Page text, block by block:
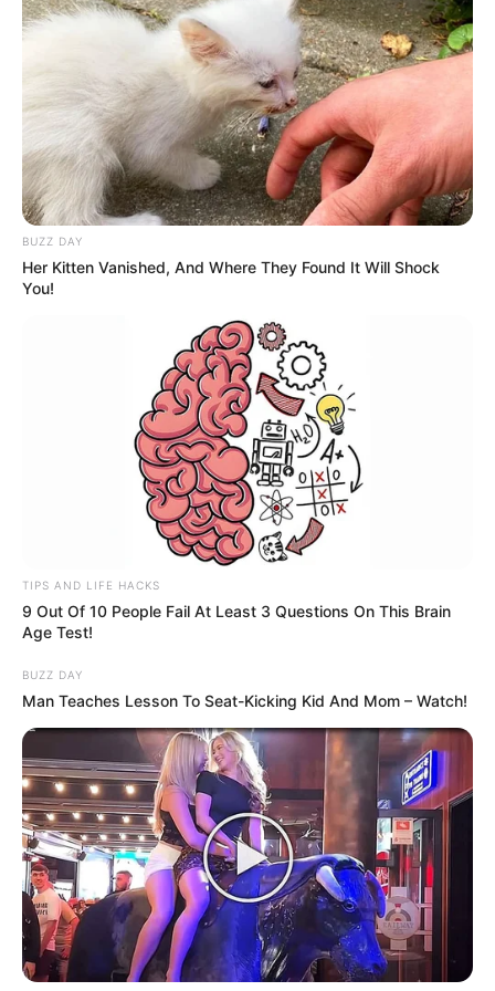
મળતી માહિતી મુજબ, ગોંડલના ભોજરાજપરા
વિસ્તારમાંથી રવિવારે વહેલી સવારે આશરે 4:30 વાગ્યે
ખાનગી બસ (GJ18U 9985)માં 62 જેટલા શ્રદ્ધાળુઓ
સૌરાષ્ટ્રના બગદાણા, રાજપરા, ઊંચા કોટડા અને ભગુડા
જેવા ધાર્મિક સ્થળોના દર્શન માટે નીકળ્યા હતા. યાત્રા
પૂર્ણ કર્યા બાદ આજે વહેલી સવારે તેઓ પોતાના વતન
પરત ફરી રહ્યા હતા.
અમદાવાદમાં મેયરને જોતા જ 3 દિવસથી પાણીમાં
‘વિદ્યાર્થીઓને મારવાનો આદેશ કોણે આપ્યો, પેલેટ
ગનનો ઉપયોગ કરવાની મંજુરી કોણે આપી? રાહુલ
ગાંધીએ અમિત શાહને પત્ર લખ્યો
2 Weeks Ago
અકસ્માત ગોંડલના વોરા કોટડાથી બાંદરા જતાં માર્ગ પર
સર્જાયો હતો. રસ્તો સાંકડો હોવાથી સામેથી આવી રહેલા
ટ્રકને સાઈડ આપવા માટે બસ ચાલકે વાહન રિવર્સમાં
લીધું હતું. આ દરમિયાન સ્ટીયરિંગ પરથી કાબૂ ગુમાવતા
બસ અચાનક રોડની બાજુના ઊંડા ખાડામાં પલટી મારી
ગઈ હતી.
BUZZ DAY
Her Kitten Vanished, And Where They Found It Will Shock
You!
TIPS AND LIFE HACKS
9 Out Of 10 People Fail At Least 3 Questions On This Brain
Age Test!
BUZZ DAY
Man Teaches Lesson To Seat-Kicking Kid And Mom – Watch!